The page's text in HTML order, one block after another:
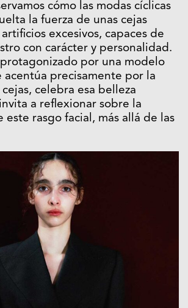
cómo las modas cíclicas
la fuerza de unas cejas
excesivos, capaces de
con carácter y personalidad.
por una modelo
acentúa precisamente por la
celebra esa belleza
a reflexionar sobre la
este rasgo facial, más allá de las